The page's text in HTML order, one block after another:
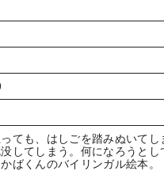
ても、はしごを踏みぬいてし
してしまう。何になろうと
ばくんのバイリンガル絵本。